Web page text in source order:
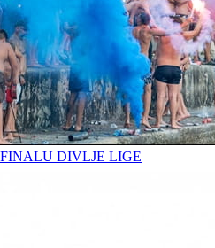
DIVLJE LIGE